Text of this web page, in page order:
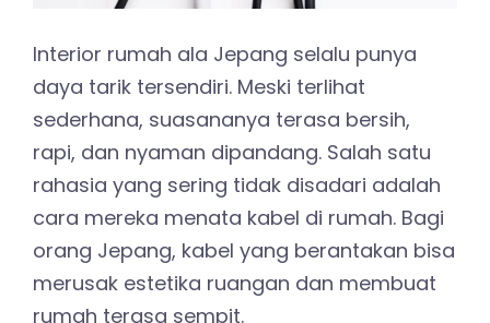
Interior rumah ala Jepang selalu punya
daya tarik tersendiri. Meski terlihat
sederhana, suasananya terasa bersih,
rapi, dan nyaman dipandang. Salah satu
rahasia yang sering tidak disadari adalah
cara mereka menata kabel di rumah. Bagi
orang Jepang, kabel yang berantakan bisa
merusak estetika ruangan dan membuat
rumah terasa sempit.